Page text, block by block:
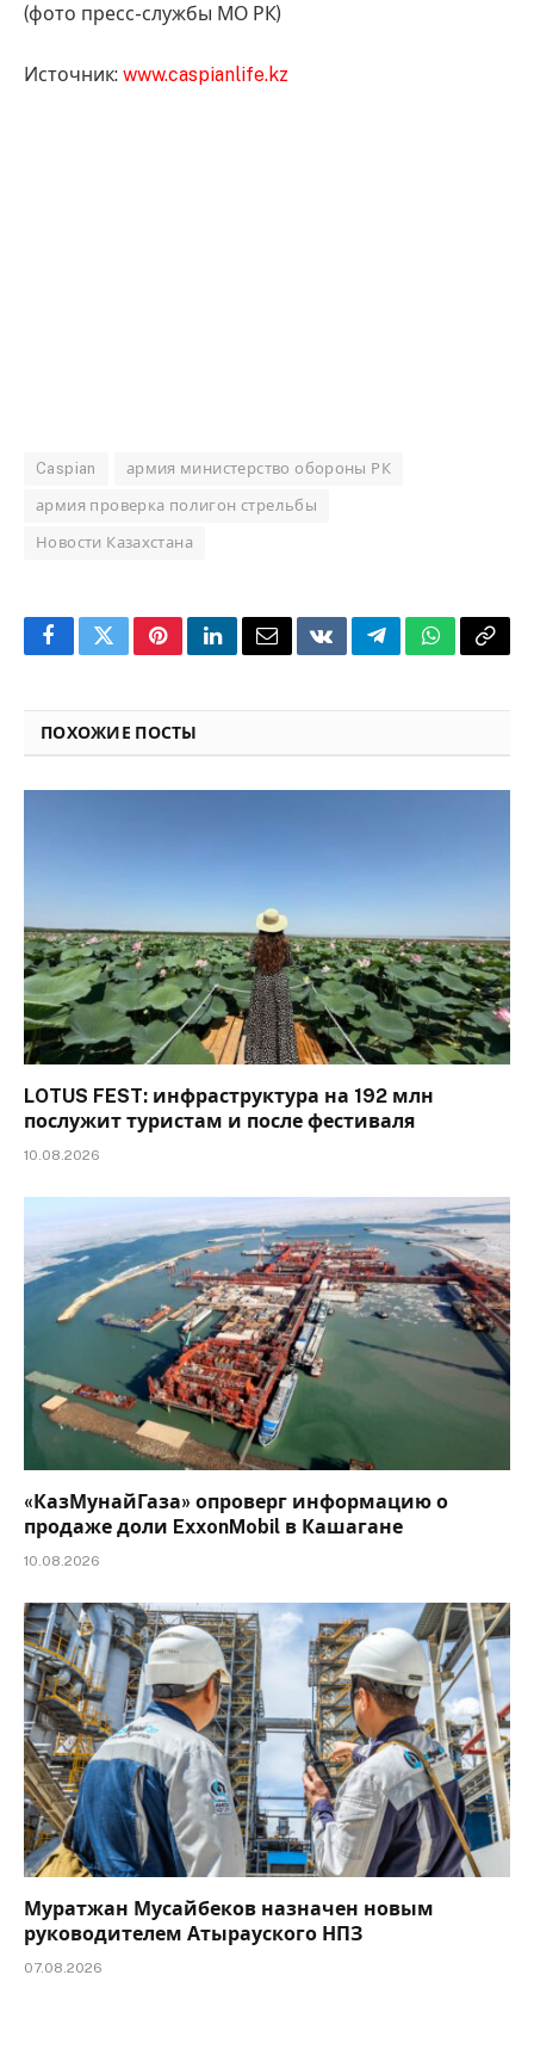
(фото пресс-службы МО РК)
Источник: www.caspianlife.kz
Caspian армия министерство обороны РК
армия проверка полигон стрельбы
Новости Казахстана
FacebookTwitterPinterestLinkedInEmailVKontakteTelegramWhatsApp
Copy
ПОХОЖИЕ ПОСТЫ
LOTUS FEST: инфраструктура на 192 млн
послужит туристам и после фестиваля
10.08.2026
«КазМунайГаза» опроверг информацию о
продаже доли ExxonMobil в Кашагане
10.08.2026
Муратжан Мусайбеков назначен новым
руководителем Атырауского НПЗ
07.08.2026